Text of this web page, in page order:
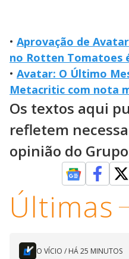
• Aprovação de
no Rotten Tomatoes
• Avatar: O Último
Metacritic com nota
Os textos aqui
refletem
opinião do
Últimas
O VÍCIO / HÁ 25 MINUTOS